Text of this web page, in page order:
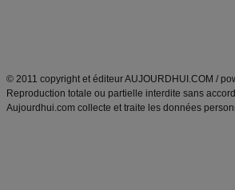
© 2011 copyright et éditeur AUJOURDHUI.COM /
Reproduction totale ou partielle interdite sans
Aujourdhui.com collecte et traite les données